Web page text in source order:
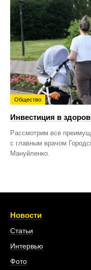
Общество
Инвестиция в
Рассмотрим все
с главным врачом
Мануйленко.
Новости
Статьи
Интервью
Фото